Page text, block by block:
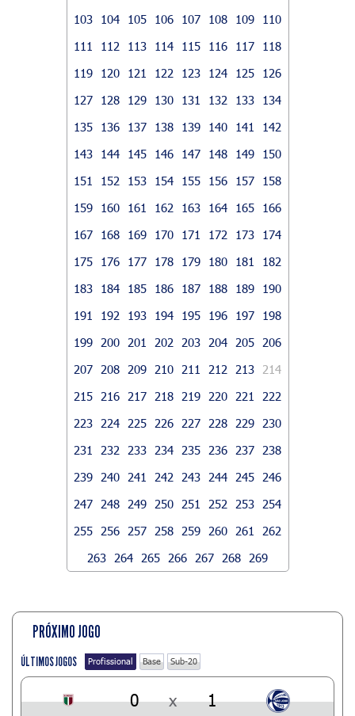
103
104 105 106 107 108 109
110
111
112 113 114 115 116 117
118
119
120 121 122 123 124 125
126
127
128 129 130 131 132 133
134
135
136 137 138 139 140 141
142
143
144 145 146 147 148 149
150
151
152 153 154 155 156 157
158
159
160 161 162 163 164 165
166
167
168 169 170 171 172 173
174
175
176 177 178 179 180 181
182
183
184 185 186 187 188 189
190
191
192 193 194 195 196 197
198
199
200 201 202 203 204 205
206
207
208 209 210 211 212 213
214
215
216 217 218 219 220 221
222
223
224 225 226 227 228 229
230
231
232 233 234 235 236 237
238
239
240 241 242 243 244 245
246
247
248 249 250 251 252 253
254
255
256 257 258 259 260 261
262
263
264 265 266 267 268 269
PRÓXIMO JOGO
ÚLTIMOS JOGOS Profissional Base Sub-20
0 x 1